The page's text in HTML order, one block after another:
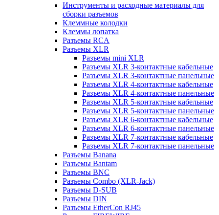
Инструменты и расходные материалы для
сборки разъемов
Клеммные колодки
Клеммы лопатка
Разъемы RCA
Разъемы XLR
Разъемы mini XLR
Разъемы XLR 3-контактные кабельные
Разъемы XLR 3-контактные панельные
Разъемы XLR 4-контактные кабельные
Разъемы XLR 4-контактные панельные
Разъемы XLR 5-контактные кабельные
Разъемы XLR 5-контактные панельные
Разъемы XLR 6-контактные кабельные
Разъемы XLR 6-контактные панельные
Разъемы XLR 7-контактные кабельные
Разъемы XLR 7-контактные панельные
Разъемы Banana
Разъемы Bantam
Разъемы BNC
Разъемы Combo (XLR-Jack)
Разъемы D-SUB
Разъемы DIN
Разъемы EtherCon RJ45